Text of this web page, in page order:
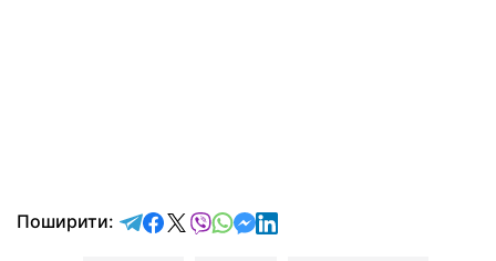
Поширити: відправити у Telegram
поділитись у Facebook
поділитись у X
відправити у Viber
відправити у Whatsapp
відправити у Messenger
відправити у LinkedIn